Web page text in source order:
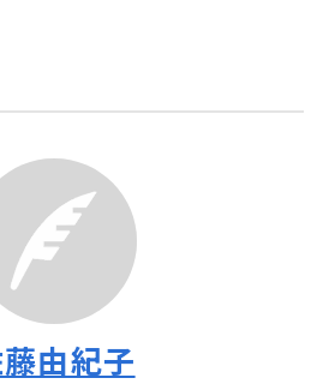
由紀子